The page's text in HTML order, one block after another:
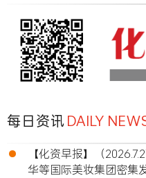
每日资讯DAILY
•
【化资早报】（
华等国际美妆集团密集